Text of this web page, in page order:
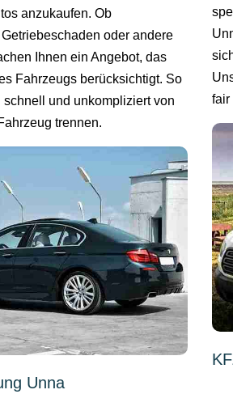
anzukaufen. Ob
oder andere
Ihnen ein Angebot, das
Fahrzeugs berücksichtigt. So
schnell und unkompliziert von
trennen.
Unna
fair